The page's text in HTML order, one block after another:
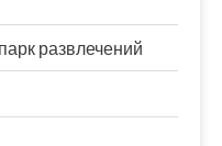
развлечений